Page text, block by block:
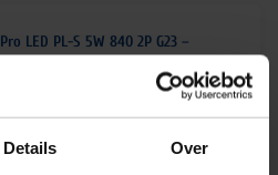
Details Over
LED PL-S 5W 840 2P G23 –
excl. btw